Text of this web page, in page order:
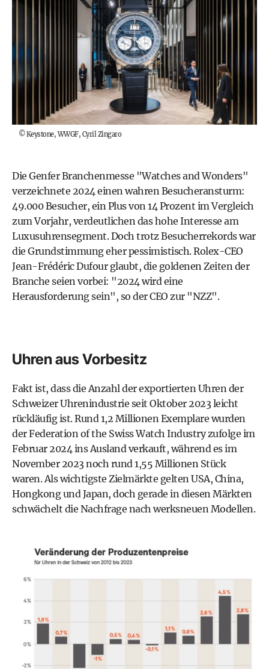
©Keystone, WWGF, Cyril Zingaro
Die Genfer Branchenmesse "Watches and Wonders"
verzeichnete 2024 einen wahren Besucheransturm:
49.000 Besucher, ein Plus von 14 Prozent im Vergleich
zum Vorjahr, verdeutlichen das hohe Interesse am
Luxusuhrensegment. Doch trotz Besucherrekords war
die Grundstimmung eher pessimistisch. Rolex-CEO
Jean-Frédéric Dufour glaubt, die goldenen Zeiten der
Branche seien vorbei: "2024 wird eine
Herausforderung sein", so der CEO zur "NZZ".
Uhren aus Vorbesitz
Fakt ist, dass die Anzahl der exportierten Uhren der
Schweizer Uhrenindustrie seit Oktober 2023 leicht
rückläufig ist. Rund 1,2 Millionen Exemplare wurden
der Federation of the Swiss Watch Industry zufolge im
Februar 2024 ins Ausland verkauft, während es im
November 2023 noch rund 1,55 Millionen Stück
waren. Als wichtigste Zielmärkte gelten USA, China,
Hongkong und Japan, doch gerade in diesen Märkten
schwächelt die Nachfrage nach werksneuen Modellen.